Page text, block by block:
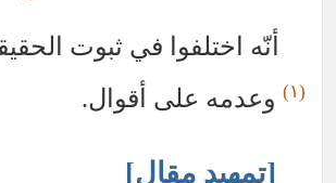
أنّه اختلفوا في ثبوت
(١) وعدمه على أقوال.
[تمهيد مقال]